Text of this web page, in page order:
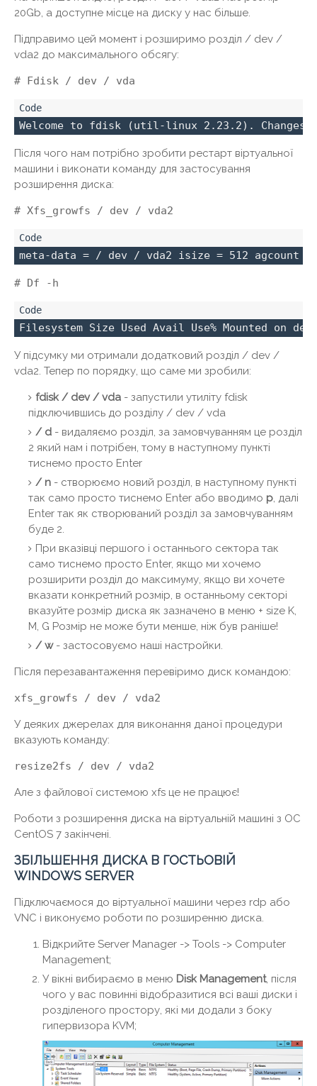
20Gb, а доступне місце на диску у нас більше.
Підправимо цей момент і розширимо розділ / dev /
vda2 до максимального обсягу:
# Fdisk / dev / vda
Welcome to fdisk (util-linux 2.23.2). Changes
Після чого нам потрібно зробити рестарт віртуальної
машини і виконати команду для застосування
розширення диска:
# Xfs_growfs / dev / vda2
meta-data = / dev / vda2 isize = 512 agcount
# Df -h
Filesystem Size Used Avail Use% Mounted on
У підсумку ми отримали додатковий розділ / dev /
vda2. Тепер по порядку, що саме ми зробили:
fdisk / dev / vda - запустили утиліту fdisk
підключившись до розділу / dev / vda
/ d - видаляємо розділ, за замовчуванням це розділ
2 який нам і потрібен, тому в наступному пункті
тиснемо просто Enter
/ n - створюємо новий розділ, в наступному пункті
так само просто тиснемо Enter або вводимо p, далі
Enter так як створюваний розділ за замовчуванням
буде 2.
При вказівці першого і останнього сектора так
само тиснемо просто Enter, якщо ми хочемо
розширити розділ до максимуму, якщо ви хочете
вказати конкретний розмір, в останньому секторі
вказуйте розмір диска як зазначено в меню + size K,
M, G Розмір не може бути менше, ніж був раніше!
/ w- застосовуємо наші настройки.
Після перезавантаження перевіримо диск командою:
xfs_growfs / dev / vda2
У деяких джерелах для виконання даної процедури
вказують команду:
resize2fs / dev / vda2
Але з файлової системою xfs це не працює!
Роботи з розширення диска на віртуальній машині з ОС
CentOS 7 закінчені.
ЗБІЛЬШЕННЯ ДИСКА В ГОСТЬОВІЙ
WINDOWS SERVER
Підключаємося до віртуальної машини через rdp або
VNC і виконуємо роботи по розширенню диска.
Відкрийте Server Manager -> Tools -> Computer
Management;
У вікні вибираємо в меню Disk Management, після
чого у вас повинні відобразитися всі ваші диски і
розділеного простору, які ми додали з боку
гипервизора KVM;